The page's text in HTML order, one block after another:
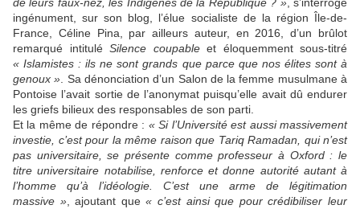
ingénument, sur son blog, l’élue socialiste de la région Île-de-
France, Céline Pina, par ailleurs auteur, en 2016, d’un brûlot
remarqué intitulé Silence coupableet éloquemment sous-titré
« Islamistes : ils ne sont grands que parce que nos élites sont à
genoux » . Sa dénonciation d’un Salon de la femme musulmane à
Pontoise l’avait sortie de l’anonymat puisqu’elle avait dû endurer
les griefs bilieux des responsables de son parti.
Et la même de répondre : « Si l’Université est aussi massivement
investie, c’est pour la même raison que Tariq Ramadan, qui n’est
pas universitaire, se présente comme professeur à Oxford : le
titre universitaire notabilise, renforce et donne autorité autant à
l’homme qu’à l’idéologie. C’est une arme de légitimation
massive », ajoutant que« c’est ainsi que pour crédibiliser leur